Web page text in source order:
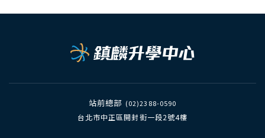
站前總部 (02)2388-0590
台北市中正區開封街一段2號4樓